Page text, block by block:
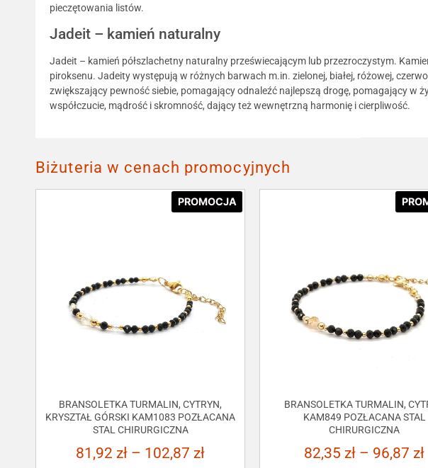
pieczętowania listów.
Jadeit – kamień naturalny
Jadeit – kamień półszlachetny naturalny przeświecającym lub przezroczystym.
piroksenu. Jadeity występują w różnych barwach m.in. zielonej, białej, różowej,
zwiększający pewność siebie, pomagający odnaleźć najlepszą drogę, pomagający
współczucie, mądrość i skromność, dający też wewnętrzną harmonię i cierpliwość.
Biżuteria w cenach promocyjnych
PROMOCJA
BRANSOLETKA TURMALIN, CYTRYN,
KRYSZTAŁ GÓRSKI KAM1083 POZŁACANA
STAL CHIRURGICZNA
81,92 zł – 102,87 zł
BRANSOLETKA TURMALIN,
KAM849 POZŁACANA STAL
CHIRURGICZNA
82,35 zł – 96,87 zł